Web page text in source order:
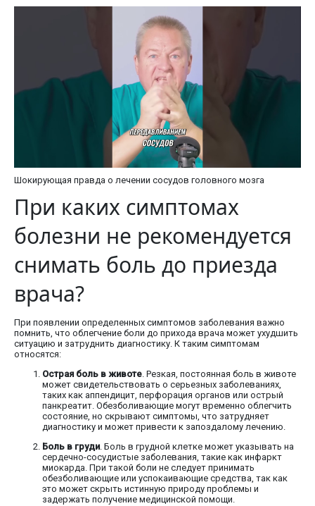
Шокирующая правда о лечении сосудов головного мозга
При каких симптомах
болезни не рекомендуется
снимать боль до приезда
врача?
При появлении определенных симптомов заболевания важно
помнить, что облегчение боли до прихода врача может ухудшить
ситуацию и затруднить диагностику. К таким симптомам
относятся:
Острая боль в животе. Резкая, постоянная боль в животе
может свидетельствовать о серьезных заболеваниях,
таких как аппендицит, перфорация органов или острый
панкреатит. Обезболивающие могут временно облегчить
состояние, но скрывают симптомы, что затрудняет
диагностику и может привести к запоздалому лечению.
Боль в груди. Боль в грудной клетке может указывать на
сердечно-сосудистые заболевания, такие как инфаркт
миокарда. При такой боли не следует принимать
обезболивающие или успокаивающие средства, так как
это может скрыть истинную природу проблемы и
задержать получение медицинской помощи.